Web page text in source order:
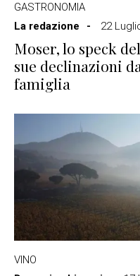
GASTRONOMIA
La redazione
22
Moser, lo speck
sue declinazioni
famiglia
VINO